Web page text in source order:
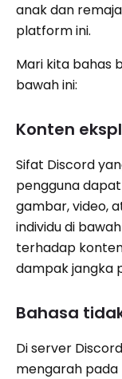
anak dan
platform ini.
Mari kita bahas
bawah ini:
Konten
Sifat Discord
pengguna
gambar, video,
individu di
terhadap
dampak jangka
Bahasa
Di server
mengarah